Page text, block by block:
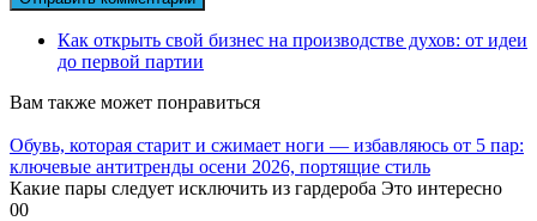
Как открыть свой бизнес на производстве духов: от идеи
до первой партии
Вам также может понравиться
Обувь, которая старит и сжимает ноги — избавляюсь от 5 пар:
ключевые антитренды осени 2026, портящие стиль
Какие пары следует исключить из гардероба Это интересно
00